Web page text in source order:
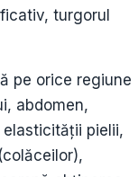
turgorul
pe orice regiune
abdomen,
pielii,